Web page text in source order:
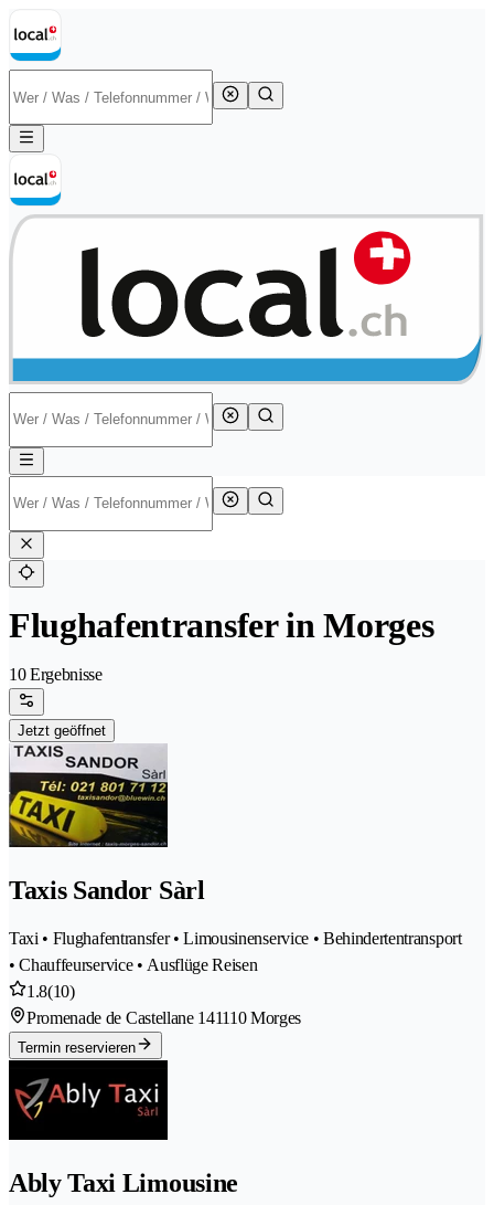
Flughafentransfer in Morges
10 Ergebnisse
Jetzt geöffnet
Taxis Sandor Sàrl
Taxi • Flughafentransfer • Limousinenservice • Behindertentransport
• Chauffeurservice • Ausflüge Reisen
1.8(10)
Promenade de Castellane 141110 Morges
Termin reservieren
Ably Taxi Limousine